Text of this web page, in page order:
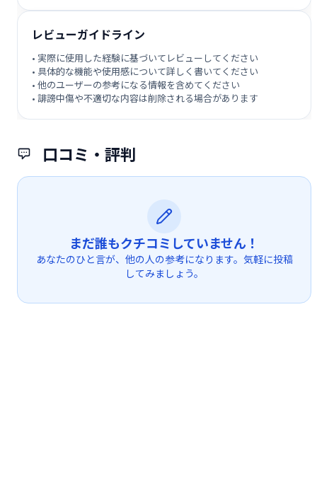
口コミ・評判
まだ誰もクチコミしていません！
あなたのひと言が、他の人の参考になります。気軽に投稿
してみましょう。
レビューガイドライン
• 実際に使用した経験に基づいてレビューしてください
• 具体的な機能や使用感について詳しく書いてください
• 他のユーザーの参考になる情報を含めてください
• 誹謗中傷や不適切な内容は削除される場合があります